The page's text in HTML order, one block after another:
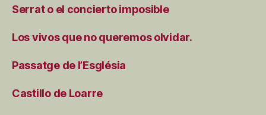
Serrat o el concierto imposible
Los vivos que no queremos olvidar.
Passatge de l’Església
Castillo de Loarre